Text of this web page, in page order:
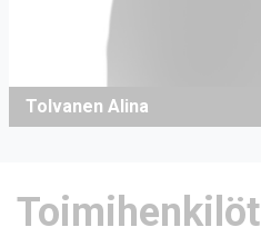
Tolvanen Alina
Toimihenkilöt